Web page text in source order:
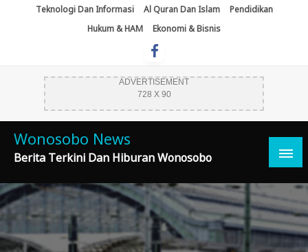
Teknologi Dan Informasi Al Quran Dan Islam
Pendidikan
Hukum & HAM
Ekonomi & Bisnis
ADVERTISEMENT
728 X 90
Wonosobo News
Berita Terkini Dan Hiburan Wonosobo